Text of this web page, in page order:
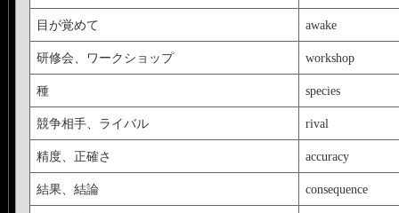
目が覚めて awake
研修会、ワークショップ workshop
種 species
競争相手、ライバル rival
精度、正確さ accuracy
結果、結論 consequence